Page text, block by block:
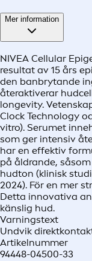
Mer information
NIVEA Cellular
resultat av 15 års
den banbrytande
återaktiverar
longevity.
Clock Technology
vitro). Serumet
som ger intensiv
har en effektiv
på åldrande,
hudton (klinisk
2024). För en mer
Detta innovativa
känslig hud.
Varningstext
Undvik
Artikelnummer
94448-04500-33